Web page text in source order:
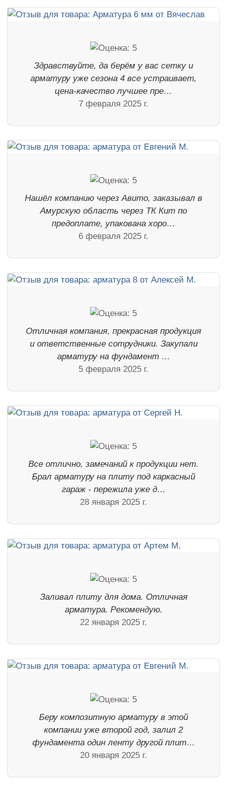
Здравствуйте, да берём у вас сетку и
арматуру уже сезона 4 все устраивает,
цена-качество лучшее пре…
7 февраля 2025 г.
Нашёл компанию через Авито, заказывал в
Амурскую область через ТК Кит по
предоплате, упакована хоро…
6 февраля 2025 г.
Отличная компания, прекрасная продукция
и ответственные сотрудники. Закупали
арматуру на фундамент …
5 февраля 2025 г.
Все отлично, замечаний к продукции нет.
Брал арматуру на плиту под каркасный
гараж - пережила уже д…
28 января 2025 г.
Заливал плиту для дома. Отличная
арматура. Рекомендую.
22 января 2025 г.
Беру композитную арматуру в этой
компании уже второй год, залил 2
фундамента один ленту другой плит…
20 января 2025 г.